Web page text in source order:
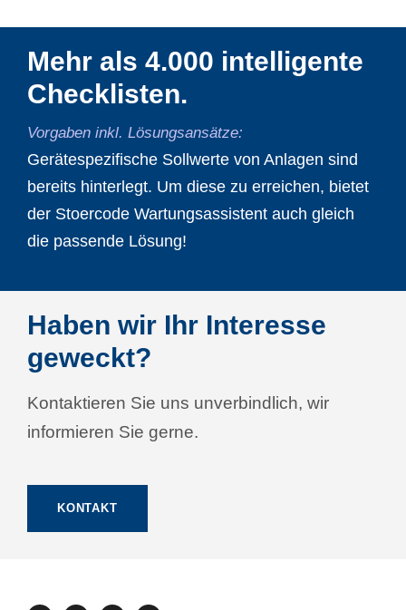
Mehr als 4.000 intelligente
Checklisten.
Vorgaben inkl. Lösungsansätze:
Gerätespezifische Sollwerte von Anlagen sind
bereits hinterlegt. Um diese zu erreichen, bietet
der Stoercode Wartungsassistent auch gleich
die passende Lösung!
Haben wir Ihr Interesse
geweckt?
Kontaktieren Sie uns unverbindlich, wir
informieren Sie gerne.
KONTAKT